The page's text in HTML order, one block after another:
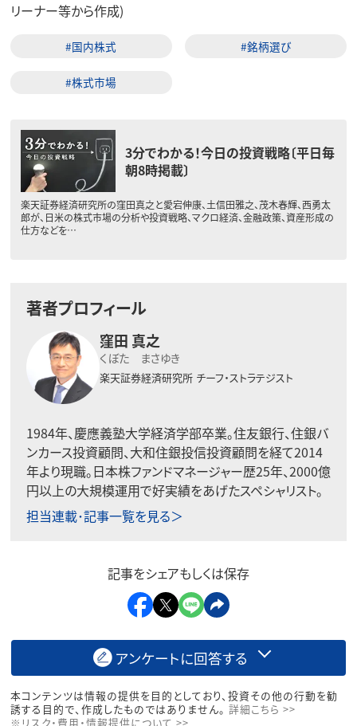
リーナー等から作成)
#国内株式 #銘柄選び
#株式市場
3分でわかる！今日の投資戦略〔平日毎
朝8時掲載〕
楽天証券経済研究所の窪田真之と愛宕伸康、土信田雅之、茂木春輝、西勇太
郎が、日米の株式市場の分析や投資戦略、マクロ経済、金融政策、資産形成の
仕方などを…
著者プロフィール
窪田 真之
くぼた まさゆき
楽天証券経済研究所 チーフ・ストラテジスト
1984年、慶應義塾大学経済学部卒業。住友銀行、住銀バ
ンカース投資顧問、大和住銀投信投資顧問を経て2014
年より現職。日本株ファンドマネージャー歴25年、2000億
円以上の大規模運用で好実績をあげたスペシャリスト。
担当連載･記事一覧を見る＞
記事をシェアもしくは保存
アンケートに回答する
本コンテンツは情報の提供を目的としており、投資その他の行動を勧
誘する目的で、作成したものではありません。 詳細こちら >>
※リスク・費用・情報提供について >>